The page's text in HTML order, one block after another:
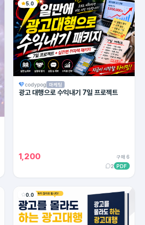
5.0
codypog 마케팅
광고 대행으로 수익내기 7일 프로젝트
1,200
구매 6
2 PDF
0.0